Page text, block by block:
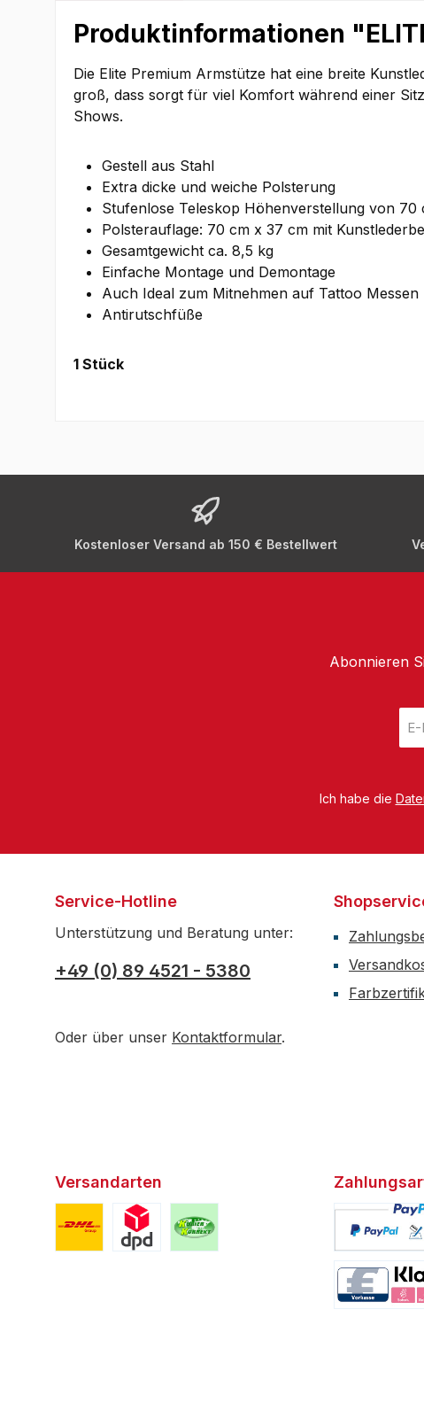
Produktinformationen
Die Elite Premium Armstütze hat eine breite
groß, dass sorgt für viel Komfort während einer
Shows.
Gestell aus Stahl
Extra dicke und weiche Polsterung
Stufenlose Teleskop Höhenverstellung von 70
Polsterauflage: 70 cm x 37 cm mit
Gesamtgewicht ca. 8,5 kg
Einfache Montage und Demontage
Auch Ideal zum Mitnehmen auf Tattoo Messen
Antirutschfüße
1 Stück
Kostenloser Versand ab 150 € Bestellwert
Abonnieren
Ich habe die
Service-Hotline
Unterstützung und Beratung unter:
+49 (0) 89 4521 - 5380
Oder über unser Kontaktformular.
Versandarten